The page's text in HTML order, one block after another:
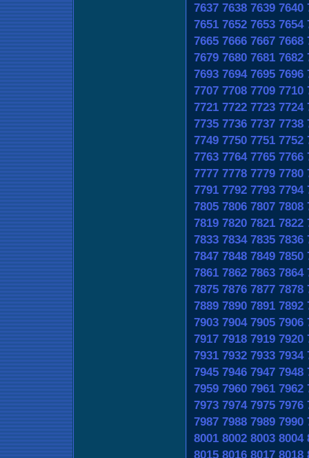
7637 7638 7639 7640
7651 7652 7653 7654
7665 7666 7667 7668
7679 7680 7681 7682
7693 7694 7695 7696
7707 7708 7709 7710
7721 7722 7723 7724
7735 7736 7737 7738
7749 7750 7751 7752
7763 7764 7765 7766
7777 7778 7779 7780
7791 7792 7793 7794
7805 7806 7807 7808
7819 7820 7821 7822
7833 7834 7835 7836
7847 7848 7849 7850
7861 7862 7863 7864
7875 7876 7877 7878
7889 7890 7891 7892
7903 7904 7905 7906
7917 7918 7919 7920
7931 7932 7933 7934
7945 7946 7947 7948
7959 7960 7961 7962
7973 7974 7975 7976
7987 7988 7989 7990
8001 8002 8003 8004
8015 8016 8017 8018